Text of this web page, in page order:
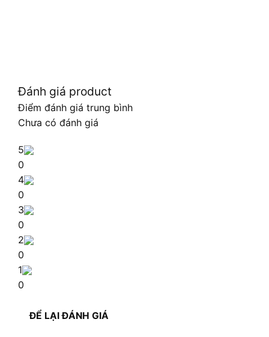
Đánh giá product
Điểm đánh giá trung bình
Chưa có đánh giá
5
0
4
0
3
0
2
0
1
0
ĐỂ LẠI ĐÁNH GIÁ